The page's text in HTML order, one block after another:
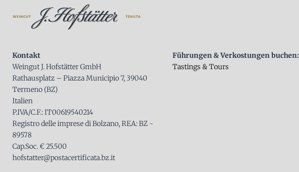
Kontakt
Weingut J. Hofstätter GmbH
Rathausplatz – Piazza Municipio 7, 39040
Termeno (BZ)
Italien
P.IVA/C.F.: IT00619540214
Registro delle imprese di Bolzano, REA: BZ -
89578
Cap.Soc. € 25.500
hofstatter@postacertificata.bz.it
Führungen & Verkostungen buchen:
Tastings & Tours